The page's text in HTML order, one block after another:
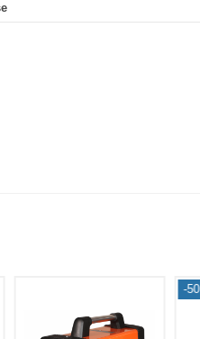
-